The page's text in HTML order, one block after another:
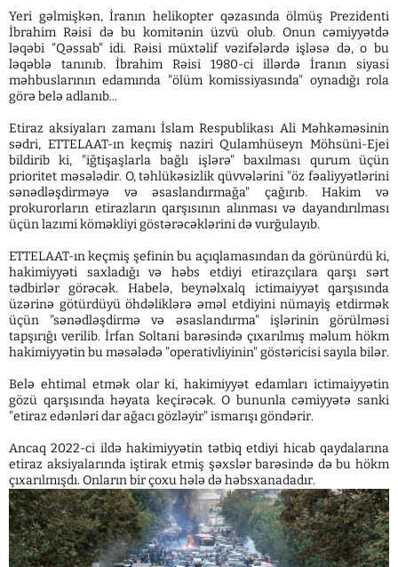
Yeri gəlmişkən, İranın helikopter qəzasında ölmüş Prezidenti
İbrahim Rəisi də bu komitənin üzvü olub. Onun cəmiyyətdə
ləqəbi "Qəssab" idi. Rəisi müxtəlif vəzifələrdə işləsə də, o bu
ləqəblə tanınıb. İbrahim Rəisi 1980-ci illərdə İranın siyasi
məhbuslarının edamında "ölüm komissiyasında" oynadığı rola
görə belə adlanıb...
Etiraz aksiyaları zamanı İslam Respublikası Ali Məhkəməsinin
sədri, ETTELAAT-ın keçmiş naziri Qulamhüseyn Möhsüni-Ejei
bildirib ki, "iğtişaşlarla bağlı işlərə" baxılması qurum üçün
prioritet məsələdir. O, təhlükəsizlik qüvvələrini "öz fəaliyyətlərini
sənədləşdirməyə və əsaslandırmağa" çağırıb. Hakim və
prokurorların etirazların qarşısının alınması və dayandırılması
üçün lazımi köməkliyi göstərəcəklərini də vurğulayıb.
ETTELAAT-ın keçmiş şefinin bu açıqlamasından da görünürdü ki,
hakimiyyəti saxladığı və həbs etdiyi etirazçılara qarşı sərt
tədbirlər görəcək. Habelə, beynəlxalq ictimaiyyət qarşısında
üzərinə götürdüyü öhdəliklərə əməl etdiyini nümayiş etdirmək
üçün "sənədləşdirmə və əsaslandırma" işlərinin görülməsi
tapşırığı verilib. İrfan Soltani barəsində çıxarılmış məlum hökm
hakimiyyətin bu məsələdə "operativliyinin" göstəricisi sayıla bilər.
Belə ehtimal etmək olar ki, hakimiyyət edamları ictimaiyyətin
gözü qarşısında həyata keçirəcək. O bununla cəmiyyətə sanki
"etiraz edənləri dar ağacı gözləyir" ismarışı göndərir.
Ancaq 2022-ci ildə hakimiyyətin tətbiq etdiyi hicab qaydalarına
etiraz aksiyalarında iştirak etmiş şəxslər barəsində də bu hökm
çıxarılmışdı. Onların bir çoxu hələ də həbsxanadadır.